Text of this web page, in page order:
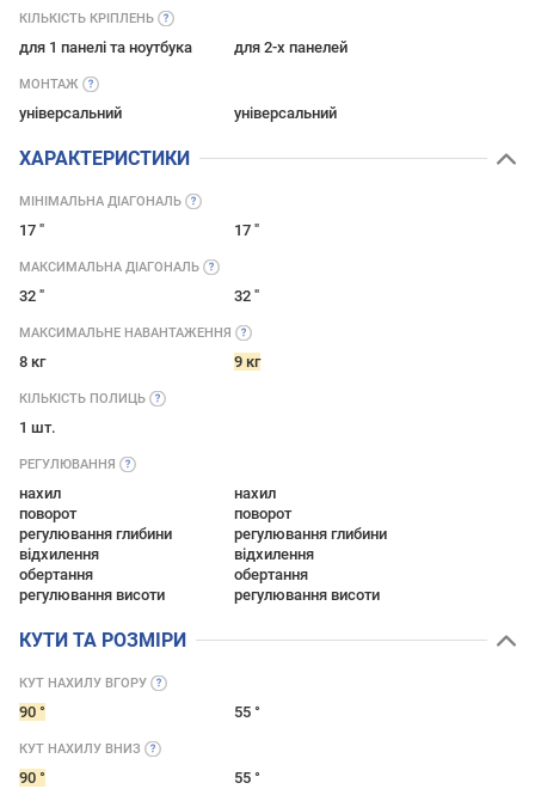
КІЛЬКІСТЬ КРІПЛЕНЬ
для 1 панелі та ноутбука для 2-х панелей
МОНТАЖ
універсальний універсальний
ХАРАКТЕРИСТИКИ
МІНІМАЛЬНА ДІАГОНАЛЬ
17 " 17 "
МАКСИМАЛЬНА ДІАГОНАЛЬ
32 " 32 "
МАКСИМАЛЬНЕ НАВАНТАЖЕННЯ
8 кг 9 кг
КІЛЬКІСТЬ ПОЛИЦЬ
1 шт.
РЕГУЛЮВАННЯ
нахил
поворот
регулювання глибини
відхилення
обертання
регулювання висоти
нахил
поворот
регулювання глибини
відхилення
обертання
регулювання висоти
КУТИ ТА РОЗМІРИ
КУТ НАХИЛУ ВГОРУ
90 ° 55 °
КУТ НАХИЛУ ВНИЗ
90 ° 55 °